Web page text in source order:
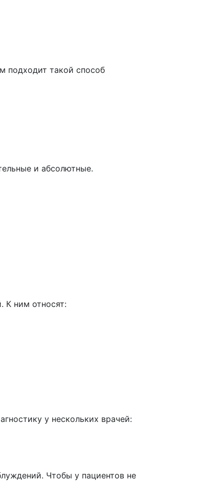
подходит такой способ
и абсолютные.
К ним относят:
у нескольких врачей:
Чтобы у пациентов не